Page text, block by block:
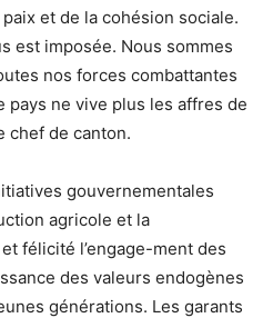
et de la cohésion sociale.
est imposée. Nous sommes
nos forces combattantes
pays ne vive plus les affres de
chef de canton.
gouvernementales
agricole et la
félicité l’engage-ment des
des valeurs endogènes
générations. Les garants